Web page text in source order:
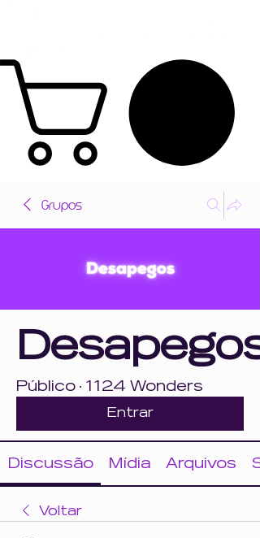
Grupos
Desapegos
Público · 1124 Wonders
Entrar
Discussão Mídia Arquivos
Voltar